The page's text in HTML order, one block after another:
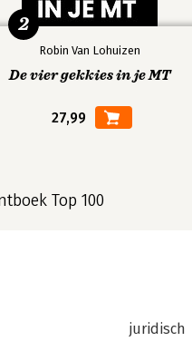
Robin Van Lohuizen
De vier gekkies in je MT
27,99
2
Top 100
juridisch